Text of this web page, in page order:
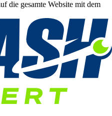
die gesamte Website mit dem